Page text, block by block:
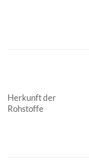
Herkunft der
Rohstoffe